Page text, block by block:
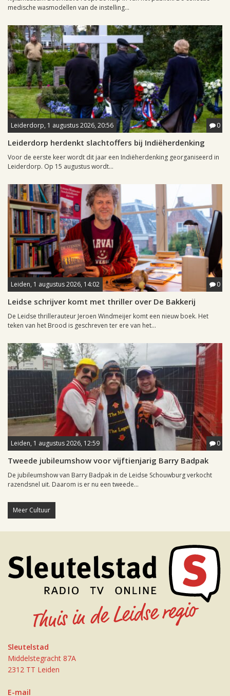
medische wasmodellen van de instelling...
Leiderdorp, 1 augustus 2026, 20:56 0
Leiderdorp herdenkt slachtoffers bij Indiëherdenking
Voor de eerste keer wordt dit jaar een Indiëherdenking georganiseerd in
Leiderdorp. Op 15 augustus wordt...
Leiden, 1 augustus 2026, 14:02 0
Leidse schrijver komt met thriller over De Bakkerij
De Leidse thrillerauteur Jeroen Windmeijer komt een nieuw boek. Het
teken van het Brood is geschreven ter ere van het...
Leiden, 1 augustus 2026, 12:59 0
Tweede jubileumshow voor vijftienjarig Barry Badpak
De jubileumshow van Barry Badpak in de Leidse Schouwburg verkocht
razendsnel uit. Daarom is er nu een tweede...
Meer Cultuur
Sleutelstad
Middelstegracht 87A
2312 TT Leiden
E-mail